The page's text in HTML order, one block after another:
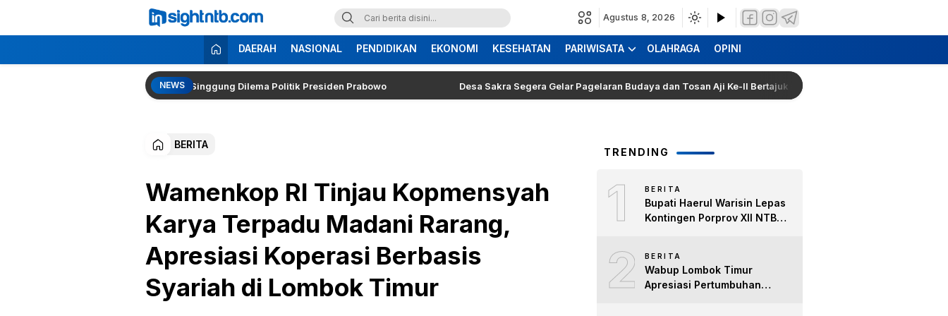
konten
Berita Seputar NTB
Agustus 8, 2026
DAERAH NASIONAL PENDIDIKAN EKONOMI KESEHATAN PARIWISATA OLAHRAGA OPINI
NEWS
Kembali Menguat, Pakar Singgung Dilema Politik Presiden Prabowo Desa Sakra Segera Gelar Pagelaran Budaya dan Tosan Aji Ke-II Bertajuk Samuhita Sakre
BERITA
Wamenkop RI Tinjau Kopmensyah
Karya Terpadu Madani Rarang,
Apresiasi Koperasi Berbasis
Syariah di Lombok Timur
TRENDING
1 BERITA
Bupati Haerul Warisin Lepas
Kontingen Porprov XII NTB
untuk Lombok Timur
2 BERITA
Wabup Lombok Timur
Apresiasi Pertumbuhan